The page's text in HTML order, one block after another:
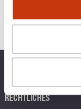
RECHTLICHES